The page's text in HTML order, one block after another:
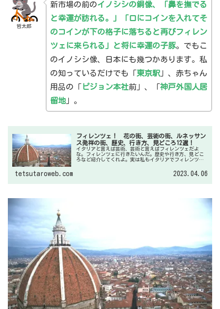
哲太郎
新市場の前のイノシシの銅像、「鼻を撫でる
と幸運が訪れる。」「口にコインを入れてそ
のコインが下の格子に落ちると再びフィレン
ツェに来られる」と将に幸運の子豚。でもこ
のイノシシ像、日本にも幾つかあります。私
の知っているだけでも「東京駅」、赤ちゃん
用品の「 ピジョン本社前」、「神戸外国人居
留地」。
フィレンツェ！ 花の街、芸術の街、ルネッサン
ス発祥の街、歴史、行き方、見どころ12選！
イタリアと言えば芸術、芸術と言えばフィレンツェだよ
な。フィレンツェに行きたいんだ。歴史や行き方、見どこ
ろなど紹介してくれよ。実は私もイタリアでフィレンツェ
今回は厳選12選の見どころを紹介させていただきますね。
tetsutaroweb.com 2023.04.06